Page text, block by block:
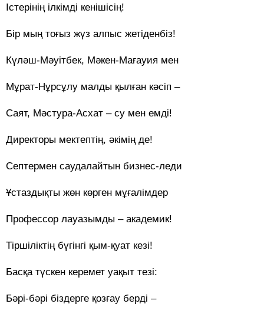
Істерінің ілкімді кенішісің!
Бір мың тоғыз жүз алпыс жетіденбіз!
Күләш-Мәуітбек, Мәкен-Мағауия мен
Мұрат-Нұрсұлу малды қылған кәсіп –
Саят, Мәстура-Асхат – су мен емді!
Директоры мектептің, әкімің де!
Септермен саудалайтын бизнес-леди
Ұстаздықты жөн көрген мұғалімдер
Профессор лауазымды – академик!
Тіршіліктің бүгінгі қым-қуат кезі!
Басқа түскен керемет уақыт тезі:
Бәрі-бәрі біздерге қозғау берді –